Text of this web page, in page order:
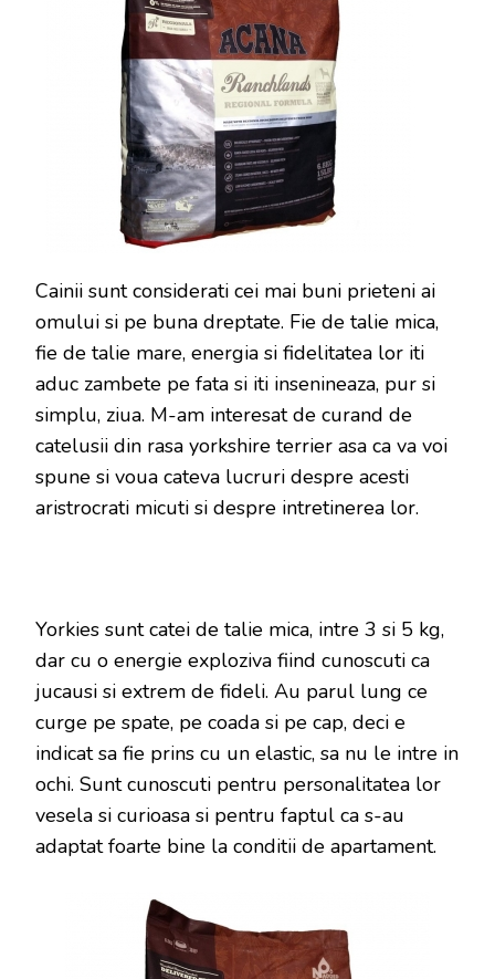
Cainii sunt considerati cei mai buni prieteni ai
omului si pe buna dreptate. Fie de talie mica,
fie de talie mare, energia si fidelitatea lor iti
aduc zambete pe fata si iti insenineaza, pur si
simplu, ziua. M-am interesat de curand de
catelusii din rasa yorkshire terrier asa ca va voi
spune si voua cateva lucruri despre acesti
aristrocrati micuti si despre intretinerea lor.
Yorkies sunt catei de talie mica, intre 3 si 5 kg,
dar cu o energie exploziva fiind cunoscuti ca
jucausi si extrem de fideli. Au parul lung ce
curge pe spate, pe coada si pe cap, deci e
indicat sa fie prins cu un elastic, sa nu le intre in
ochi. Sunt cunoscuti pentru personalitatea lor
vesela si curioasa si pentru faptul ca s-au
adaptat foarte bine la conditii de apartament.